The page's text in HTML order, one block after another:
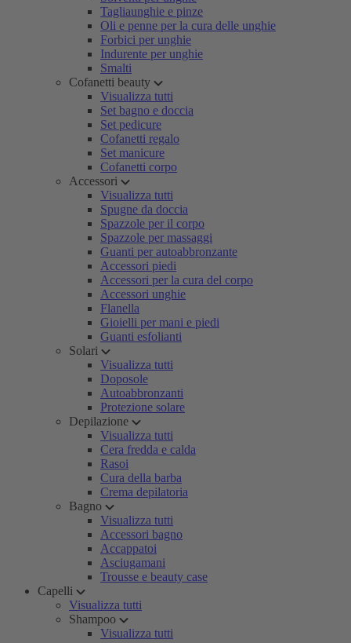
Tagliaunghie e pinze
Oli e penne per la cura delle unghie
Forbici per unghie
Indurente per unghie
Smalti
Cofanetti beauty
Visualizza tutti
Set bagno e doccia
Set pedicure
Cofanetti regalo
Set manicure
Cofanetti corpo
Accessori
Visualizza tutti
Spugne da doccia
Spazzole per il corpo
Spazzole per massaggi
Guanti per autoabbronzante
Accessori piedi
Accessori per la cura del corpo
Accessori unghie
Flanella
Gioielli per mani e piedi
Guanti esfolianti
Solari
Visualizza tutti
Doposole
Autoabbronzanti
Protezione solare
Depilazione
Visualizza tutti
Cera fredda e calda
Rasoi
Cura della barba
Crema depilatoria
Bagno
Visualizza tutti
Accessori bagno
Accappatoi
Asciugamani
Trousse e beauty case
Capelli
Visualizza tutti
Shampoo
Visualizza tutti